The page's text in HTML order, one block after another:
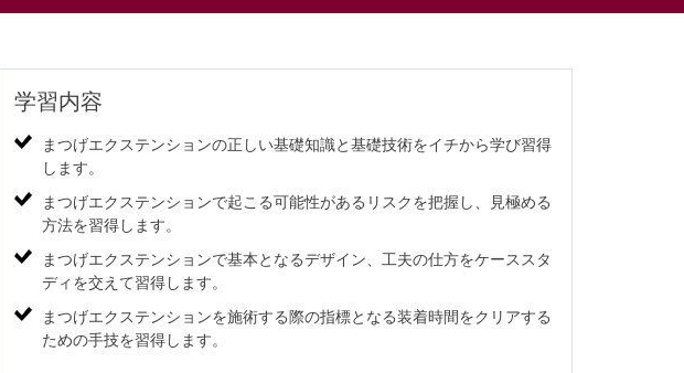
学習内容
まつげエクステンションの正しい基礎知識と基礎技術をイチから学び習得
します。
まつげエクステンションで起こる可能性があるリスクを把握し、見極める
方法を習得します。
まつげエクステンションで基本となるデザイン、工夫の仕方をケーススタ
ディを交えて習得します。
まつげエクステンションを施術する際の指標となる装着時間をクリアする
ための手技を習得します。